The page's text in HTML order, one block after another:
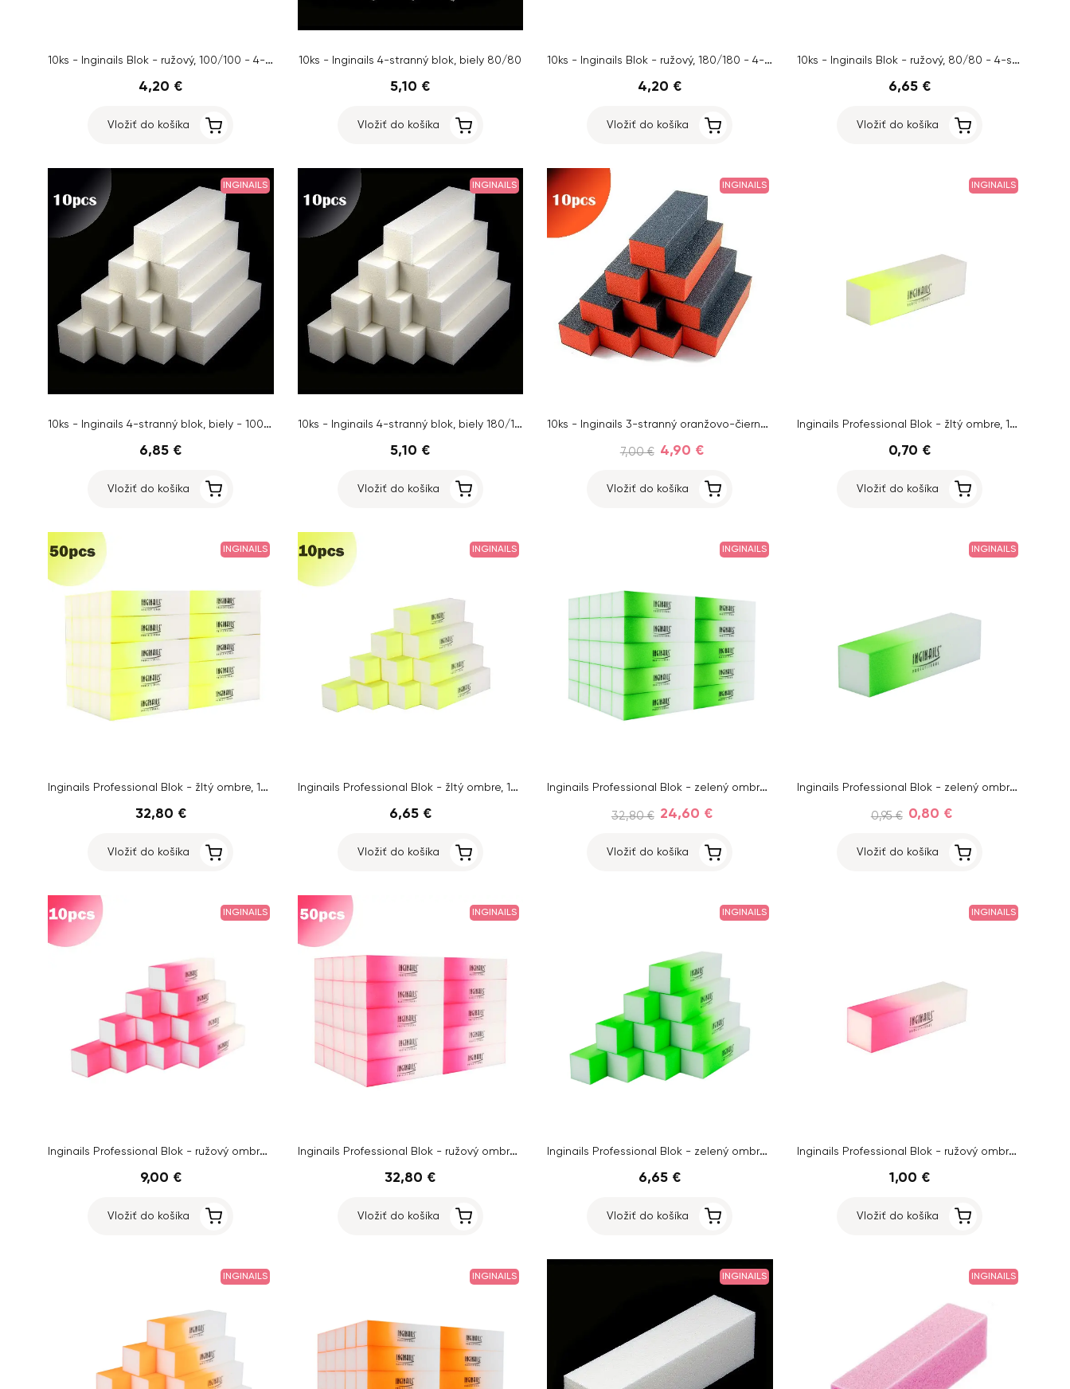
10ks - Inginails Blok - ružový, 100/100 - 4-stranný
4,20 €
Vložiť do košíka
10ks - Inginails 4-stranný blok, biely 80/80
5,10 €
Vložiť do košíka
10ks - Inginails Blok - ružový, 180/180 - 4-stranný
4,20 €
Vložiť do košíka
10ks - Inginails Blok - ružový, 80/80 - 4-stranný
6,65 €
Vložiť do košíka
INGINAILS
10ks - Inginails 4-stranný blok, biely - 100/100
6,85 €
Vložiť do košíka
INGINAILS
10ks - Inginails 4-stranný blok, biely 180/180
5,10 €
Vložiť do košíka
INGINAILS
10ks - Inginails 3-stranný oranžovo-čierny blok na nechty 100/100
7,00 € 4,90 €
Vložiť do košíka
INGINAILS
Inginails Professional Blok - žltý ombre, 120/120 - 4-stranný
0,70 €
Vložiť do košíka
INGINAILS
Inginails Professional Blok - žltý ombre, 120/120 - 4-stranný
32,80 €
Vložiť do košíka
INGINAILS
Inginails Professional Blok - žltý ombre, 120/120 - 4-stranný
6,65 €
Vložiť do košíka
INGINAILS
Inginails Professional Blok - zelený ombre, 120/120 - 4-stranný
32,80 € 24,60 €
Vložiť do košíka
INGINAILS
Inginails Professional Blok - zelený ombre, 120/120 - 4-stranný
0,95 € 0,80 €
Vložiť do košíka
INGINAILS
Inginails Professional Blok - ružový ombre, 120/120 - 4-stranný
9,00 €
Vložiť do košíka
INGINAILS
Inginails Professional Blok - ružový ombre, 120/120 - 4-stranný
32,80 €
Vložiť do košíka
INGINAILS
Inginails Professional Blok - zelený ombre, 120/120 - 4-stranný
6,65 €
Vložiť do košíka
INGINAILS
Inginails Professional Blok - ružový ombre, 120/120 - 4-stranný
1,00 €
Vložiť do košíka
INGINAILS INGINAILS INGINAILS INGINAILS